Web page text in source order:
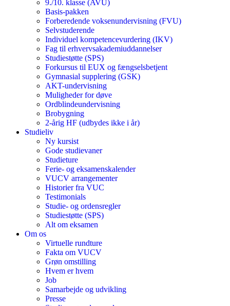
9./10. klasse (AVU)
Basis-pakken
Forberedende voksenundervisning (FVU)
Selvstuderende
Individuel kompetencevurdering (IKV)
Fag til erhvervsakademiuddannelser
Studiestøtte (SPS)
Forkursus til EUX og fængselsbetjent
Gymnasial supplering (GSK)
AKT-undervisning
Muligheder for døve
Ordblindeundervisning
Brobygning
2-årig HF (udbydes ikke i år)
Studieliv
Ny kursist
Gode studievaner
Studieture
Ferie- og eksamenskalender
VUCV arrangementer
Historier fra VUC
Testimonials
Studie- og ordensregler
Studiestøtte (SPS)
Alt om eksamen
Om os
Virtuelle rundture
Fakta om VUCV
Grøn omstilling
Hvem er hvem
Job
Samarbejde og udvikling
Presse